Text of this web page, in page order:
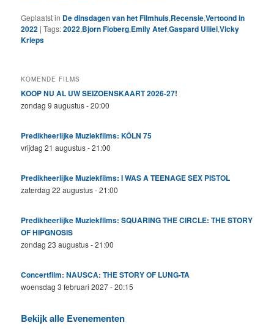
Geplaatst in De dinsdagen van het Filmhuis,Recensie,Vertoond in
2022 |Tags:2022,Bjorn Floberg,Emily Atef,Gaspard Ulliel,Vicky
Krieps
KOMENDE FILMS
KOOP NU AL UW SEIZOENSKAART 2026-27!
zondag 9 augustus - 20:00
Predikheerlijke Muziekfilms: KÖLN 75
vrijdag 21 augustus - 21:00
Predikheerlijke Muziekfilms: I WAS A TEENAGE SEX PISTOL
zaterdag 22 augustus - 21:00
Predikheerlijke Muziekfilms: SQUARING THE CIRCLE: THE STORY
OF HIPGNOSIS
zondag 23 augustus - 21:00
Concertfilm: NAUSCA: THE STORY OF LUNG-TA
woensdag 3 februari 2027 - 20:15
Bekijk alle Evenementen